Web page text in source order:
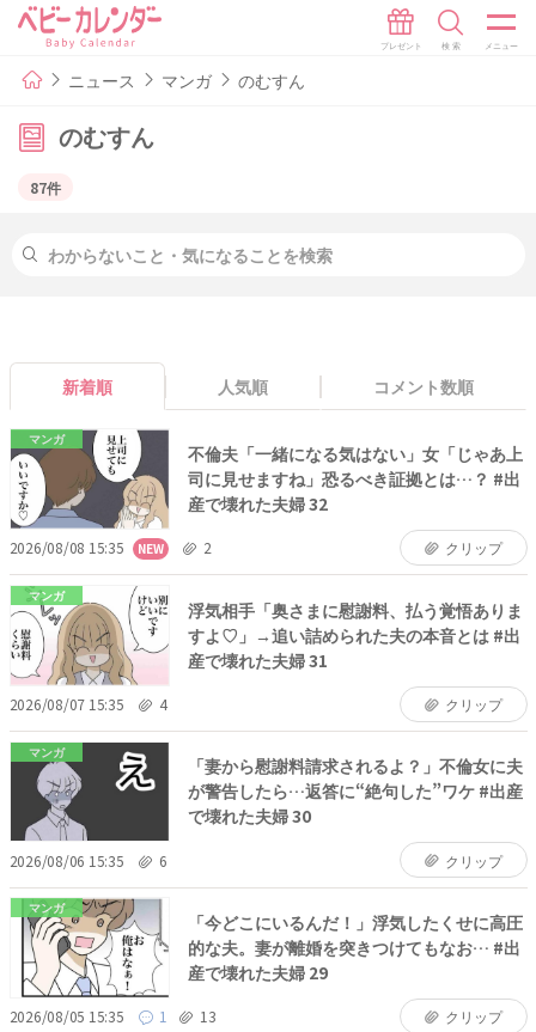
ニュース マンガ のむすん
のむすん
87件
新着順 人気順 コメント数順
マンガ
不倫夫「一緒になる気はない」女「じゃあ上
司に見せますね」恐るべき証拠とは…？ #出
産で壊れた夫婦 32
2026/08/08 15:35 NEW 2 クリップ
マンガ
浮気相手「奥さまに慰謝料、払う覚悟ありま
すよ♡」→追い詰められた夫の本音とは #出
産で壊れた夫婦 31
2026/08/07 15:35 4 クリップ
マンガ
「妻から慰謝料請求されるよ？」不倫女に夫
が警告したら…返答に“絶句した”ワケ #出産
で壊れた夫婦 30
2026/08/06 15:35 6 クリップ
マンガ
「今どこにいるんだ！」浮気したくせに高圧
的な夫。妻が離婚を突きつけてもなお… #出
産で壊れた夫婦 29
2026/08/05 15:35 1 13 クリップ